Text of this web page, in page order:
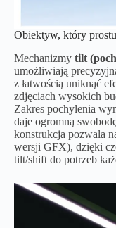
Obiektyw, który
Mechanizmy tilt
umożliwiają
z łatwością uniknąć
zdjęciach wysokich
Zakres pochylenia
daje ogromną
konstrukcja pozwala
wersji GFX), dzięki
tilt/shift do potrzeb